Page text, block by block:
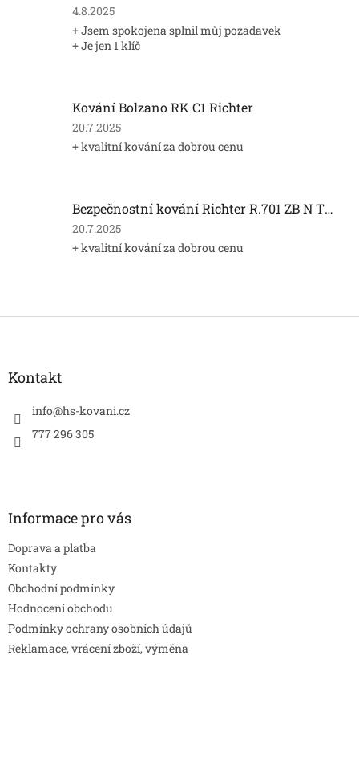
Hodnocení
produktu
je
hvězdiček.
4.8.2025
+ Jsem spokojena splnil můj pozadavek
+ Je jen 1 klíč
Kování Bolzano RK C1 Richter
Hodnocení
produktu
5
hvězdiček.
20.7.2025
+ kvalitní kování za dobrou cenu
Bezpečnostní kování Richter R.701 ZB N TB 3
Hodnocení
produktu
hvězdiček.
20.7.2025
+ kvalitní kování za dobrou cenu
Z
Kontakt
info@hs-kovani.cz
777 296 305
Informace pro vás
Doprava a platba
Kontakty
Obchodní podmínky
Hodnocení obchodu
Podmínky ochrany osobních údajů
Reklamace, vrácení zboží, výměna